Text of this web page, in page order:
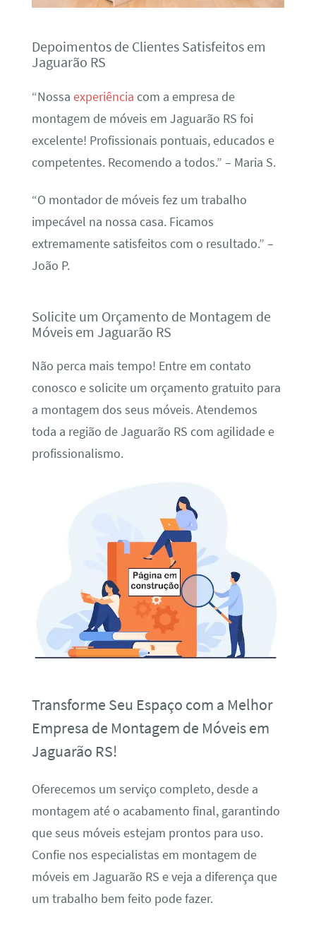
Depoimentos de Clientes Satisfeitos em
Jaguarão RS
“Nossa experiência com a empresa de
montagem de móveis em Jaguarão RS foi
excelente! Profissionais pontuais, educados e
competentes. Recomendo a todos.” – Maria S.
“O montador de móveis fez um trabalho
impecável na nossa casa. Ficamos
extremamente satisfeitos com o resultado.” –
João P.
Solicite um Orçamento de Montagem de
Móveis em Jaguarão RS
Não perca mais tempo! Entre em contato
conosco e solicite um orçamento gratuito para
a montagem dos seus móveis. Atendemos
toda a região de Jaguarão RS com agilidade e
profissionalismo.
Transforme Seu Espaço com a Melhor
Empresa de Montagem de Móveis em
Jaguarão RS!
Oferecemos um serviço completo, desde a
montagem até o acabamento final, garantindo
que seus móveis estejam prontos para uso.
Confie nos especialistas em montagem de
móveis em Jaguarão RS e veja a diferença que
um trabalho bem feito pode fazer.